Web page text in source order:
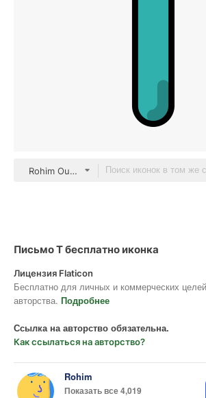
Rohim Outline Color
Письмо T бесплатно иконка
Лицензия Flaticon
Бесплатно для личных и коммерческих
авторства. Подробнее
Ссылка на авторство обязательна.
Как ссылаться на авторство?
Rohim
Показать все 4,019